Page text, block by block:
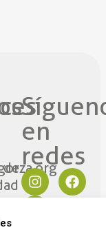
de
en
redes​